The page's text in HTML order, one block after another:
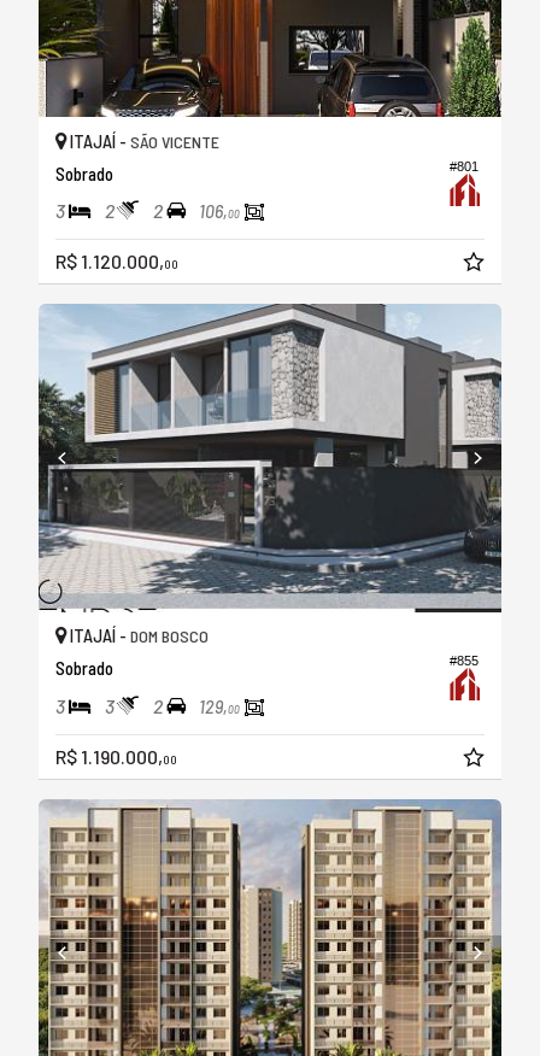
#801
ITAJAÍ - SÃO VICENTE
Sobrado
3 2 2 106,00
R$ 1.120.000,00
#855
ITAJAÍ - DOM BOSCO
Sobrado
3 3 2 129,00
R$ 1.190.000,00